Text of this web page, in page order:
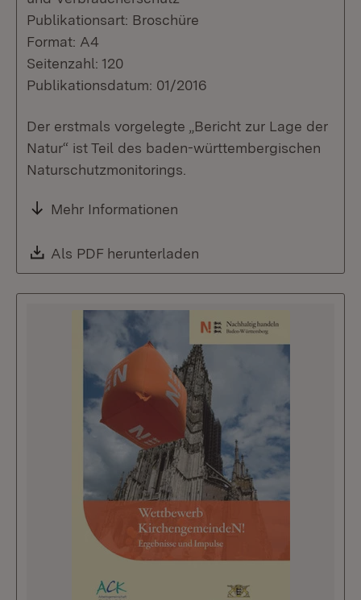
Publikationsart: Broschüre
Format: A4
Seitenzahl: 120
Publikationsdatum: 01/2016
Der erstmals vorgelegte „Bericht zur Lage der
Natur“ ist Teil des baden-württembergischen
Naturschutzmonitorings.
Mehr Informationen
Download:
Als PDF herunterladen